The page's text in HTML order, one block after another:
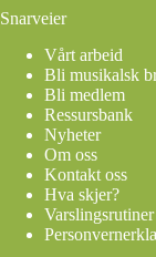
Snarveier
Vårt arbeid
Bli musikalsk
Bli medlem
Ressursbank
Nyheter
Om oss
Kontakt oss
Hva skjer?
Varslingsrutiner